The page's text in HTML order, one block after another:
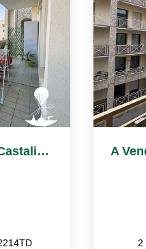
Nantes Résidence Sénior Les Castalies T2 À Vendre Avec...
2